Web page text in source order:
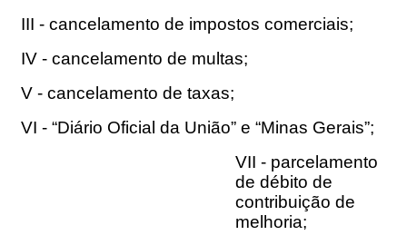
III - cancelamento de impostos comerciais;
IV - cancelamento de multas;
V - cancelamento de taxas;
VI - “Diário Oficial da União” e “Minas Gerais”;
VII - parcelamento
de débito de
contribuição de
melhoria;